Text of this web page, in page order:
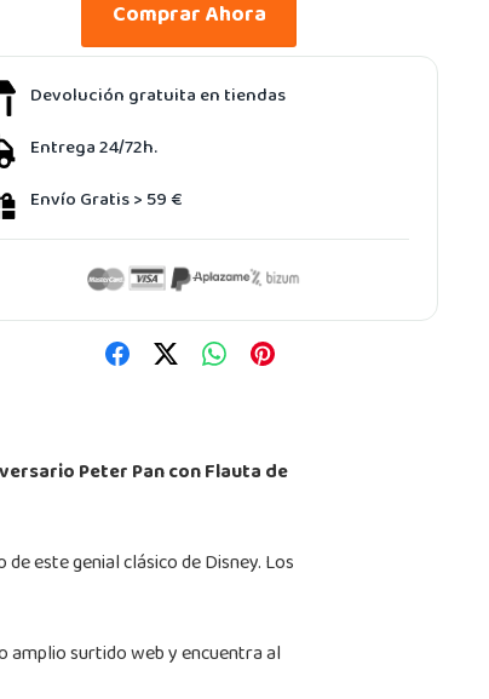
Comprar Ahora
Devolución gratuita en tiendas
Entrega 24/72h.
Envío Gratis > 59 €
Peter Pan con Flauta de
este genial clásico de Disney. Los
amplio surtido web y encuentra al